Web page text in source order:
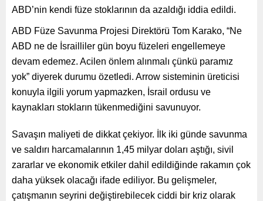
ABD’nin kendi füze stoklarının da azaldığı iddia edildi.
ABD Füze Savunma Projesi Direktörü Tom Karako, “Ne
ABD ne de İsrailliler gün boyu füzeleri engellemeye
devam edemez. Acilen önlem alınmalı çünkü paramız
yok” diyerek durumu özetledi. Arrow sisteminin üreticisi
konuyla ilgili yorum yapmazken, İsrail ordusu ve
kaynakları stokların tükenmediğini savunuyor.
Savaşın maliyeti de dikkat çekiyor. İlk iki günde savunma
ve saldırı harcamalarının 1,45 milyar doları aştığı, sivil
zararlar ve ekonomik etkiler dahil edildiğinde rakamın çok
daha yüksek olacağı ifade ediliyor. Bu gelişmeler,
çatışmanın seyrini değiştirebilecek ciddi bir kriz olarak